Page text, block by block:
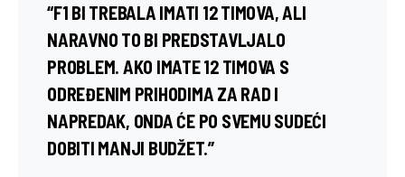
“F1 BI TREBALA IMATI 12 TIMOVA, ALI
NARAVNO TO BI PREDSTAVLJALO
PROBLEM. AKO IMATE 12 TIMOVA S ​​
ODREĐENIM PRIHODIMA ZA RAD I
NAPREDAK, ONDA ĆE PO SVEMU SUDEĆI
DOBITI MANJI BUDŽET.”